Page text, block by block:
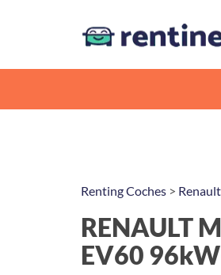
Renting Coches > Renault
RENAULT
EV60